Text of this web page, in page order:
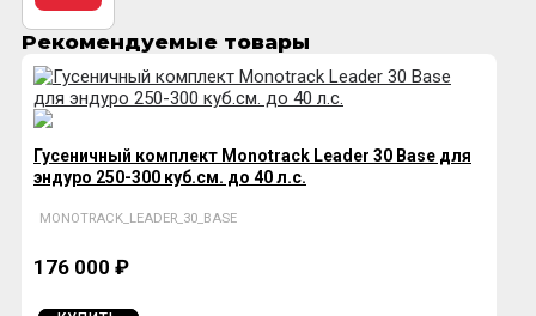
Рекомендуемые товары
Гусеничный комплект Monotrack Leader 30 Base для
эндуро 250-300 куб.см. до 40 л.с.
MONOTRACK_LEADER_30_BASE
176 000 ₽